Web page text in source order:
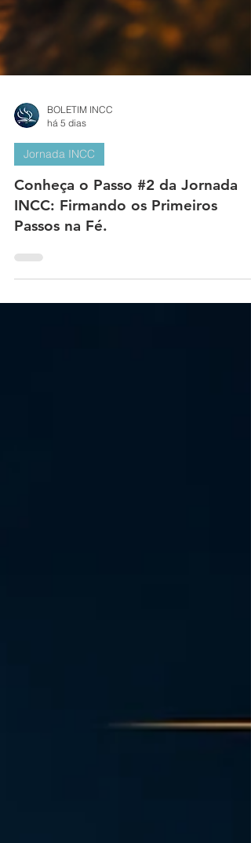
BOLETIM INCC
há 5 dias
Jornada INCC
Conheça o Passo #2 da Jornada
INCC: Firmando os Primeiros
Passos na Fé.